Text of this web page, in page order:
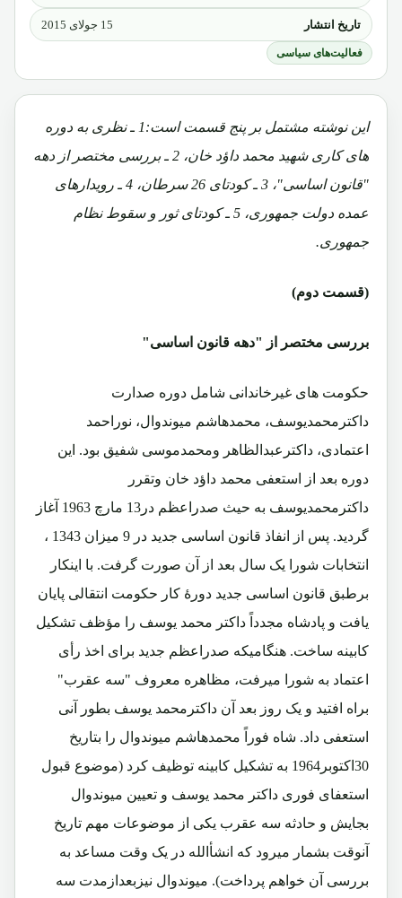
تاریخ انتشار 15 جولای 2015
فعالیت‌های سیاسی
این نوشته مشتمل بر پنج قسمت است:1 ـ نظری به دوره
های کاری شهید محمد داؤد خان، 2 ـ بررسی مختصر از دهه
"قانون اساسی"، 3 ـ کودتای 26 سرطان، 4 ـ رویدارهای
عمده دولت جمهوری، 5 ـ کودتای ثور و سقوط نظام
جمهوری.
(قسمت دوم)
بررسی مختصر از "دهه قانون اساسی"
حکومت های غیرخاندانی شامل دوره صدارت
داکترمحمدیوسف، محمدهاشم میوندوال، نوراحمد
اعتمادی، داکترعبدالظاهر ومحمدموسی شفیق بود. این
دوره بعد از استعفی محمد داؤد خان وتقرر
داکترمحمدیوسف به حیث صدراعظم در13 مارچ 1963 آغاز
گردید. پس از انفاذ قانون اساسی جدید در 9 میزان 1343 ،
انتخابات شورا یک سال بعد از آن صورت گرفت. با اینکار
برطبق قانون اساسی جدید دورۀ کار حکومت انتقالی پایان
یافت و پادشاه مجدداً داکتر محمد یوسف را مؤظف تشکیل
کابینه ساخت. هنگامیکه صدراعظم جدید برای اخذ رأی
اعتماد به شورا میرفت، مظاهره معروف "سه عقرب"
براه افتید و یک روز بعد آن داکترمحمد یوسف بطور آنی
استعفی داد. شاه فوراً محمدهاشم میوندوال را بتاریخ
30اکتوبر1964 به تشکیل کابینه توظیف کرد (موضوع قبول
استعفای فوری داکتر محمد یوسف و تعیین میوندوال
بجایش و حادثه سه عقرب یکی از موضوعات مهم تاریخ
آنوقت بشمار میرود که انشأالله در یک وقت مساعد به
بررسی آن خواهم پرداخت). میوندوال نیزبعدازمدت سه